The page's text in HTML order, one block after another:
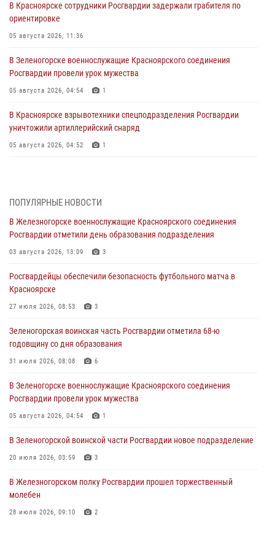
В Красноярске сотрудники Росгвардии задержали грабителя по
ориентировке
05 августа 2026, 11:36
В Зеленогорске военнослужащие Красноярского соединения
Росгвардии провели урок мужества
05 августа 2026, 04:54 1
В Красноярске взрывотехники спецподразделения Росгвардии
уничтожили артиллерийский снаряд
05 августа 2026, 04:52 1
04 августа 2026, 09:57
Сотрудники Росгвардии обеспечили общественный порядок во
время проведения экстремального заплыва в Дудинке
04 августа 2026, 08:36 1
В Красноярске сотрудники Росгвардии задержали подозреваемого
в серии краж из супермаркета
04 августа 2026, 06:50
Военнослужащие Красноярского соединения Росгвардии
познакомили отдыхающих детей с тонкостями РХБ защиты
03 августа 2026, 13:12
В Железногорске военнослужащие Красноярского соединения
Росгвардии отметили день образования подразделения
03 августа 2026, 13:09 3
ПОПУЛЯРНЫЕ НОВОСТИ
В Железногорске военнослужащие Красноярского соединения
Росгвардии отметили день образования подразделения
03 августа 2026, 13:09 3
Росгвардейцы обеспечили безопасность футбольного матча в
Красноярске
27 июля 2026, 08:53 3
Зеленогорская воинская часть Росгвардии отметила 68-ю
годовщину со дня образования
31 июля 2026, 08:08 6
В Зеленогорске военнослужащие Красноярского соединения
Росгвардии провели урок мужества
05 августа 2026, 04:54 1
В Зеленогорской воинской части Росгвардии новое подразделение
20 июля 2026, 03:59 3
В Железногорском полку Росгвардии прошел торжественный
молебен
28 июля 2026, 09:10 2